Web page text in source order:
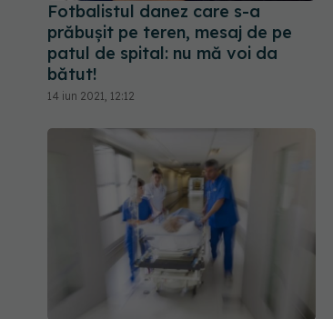
Fotbalistul danez care s-a
prăbușit pe teren, mesaj de pe
patul de spital: nu mă voi da
bătut!
14 iun 2021, 12:12